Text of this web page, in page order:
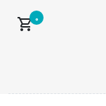
shopping_cart0